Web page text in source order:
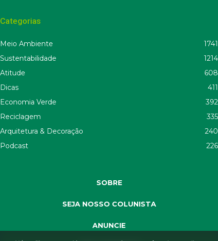
Categorias
Meio Ambiente
1741
Sustentabilidade
1214
Atitude
608
Dicas
411
Economia Verde
392
Reciclagem
335
Arquitetura & Decoração
240
Podcast
226
SOBRE
SEJA NOSSO COLUNISTA
ANUNCIE